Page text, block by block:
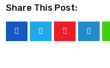
Share This Post: